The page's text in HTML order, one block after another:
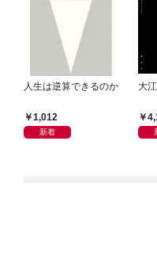
人生は逆算できるのか
1,012
新着
大